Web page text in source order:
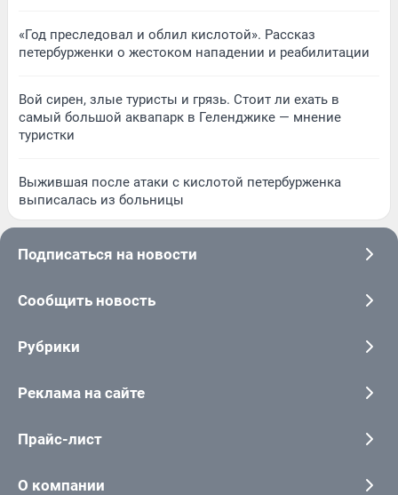
«Год преследовал и облил кислотой». Рассказ
петербурженки о жестоком нападении и реабилитации
Вой сирен, злые туристы и грязь. Стоит ли ехать в
самый большой аквапарк в Геленджике — мнение
туристки
Выжившая после атаки с кислотой петербурженка
выписалась из больницы
Подписаться на новости
Сообщить новость
Рубрики
Реклама на сайте
Прайс-лист
О компании